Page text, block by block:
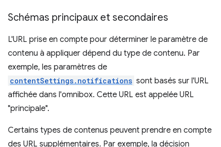
Schémas principaux et secondaires
L'URL prise en compte pour déterminer le paramètre de
contenu à appliquer dépend du type de contenu. Par
exemple, les paramètres de
contentSettings.notifications sont basés sur l'URL
affichée dans l'omnibox. Cette URL est appelée URL
"principale".
Certains types de contenus peuvent prendre en compte
des URL supplémentaires. Par exemple, la décision